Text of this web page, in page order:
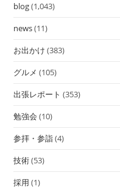
blog(1,043)
news(11)
お出かけ (383)
グルメ (105)
出張レポート (353)
勉強会 (10)
参拝・参詣(4)
技術(53)
採用 (1)